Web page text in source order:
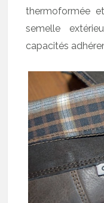
thermoformée
semelle
capacités